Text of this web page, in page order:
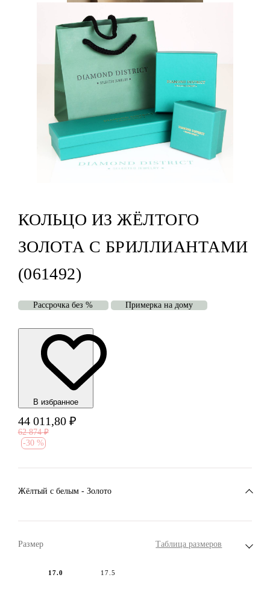
КОЛЬЦО ИЗ ЖЁЛТОГО
ЗОЛОТА С БРИЛЛИАНТАМИ
(061492)
Рассрочка без % Примерка на дому
В избранноe
44 011,80 ₽
62 874 ₽
-30 %
Жёлтый с белым - Золото
Размер Таблица размеров
17.0 17.5